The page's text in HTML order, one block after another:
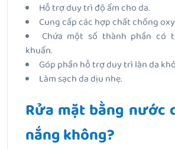
Hỗ trợ duy trì độ ẩm cho da.
Cung cấp các hợp chất chống
Chứa một số thành phần có
khuẩn.
Góp phần hỗ trợ duy trì làn da
Làm sạch da dịu nhẹ.
Rửa mặt bằng nước
nắng không?